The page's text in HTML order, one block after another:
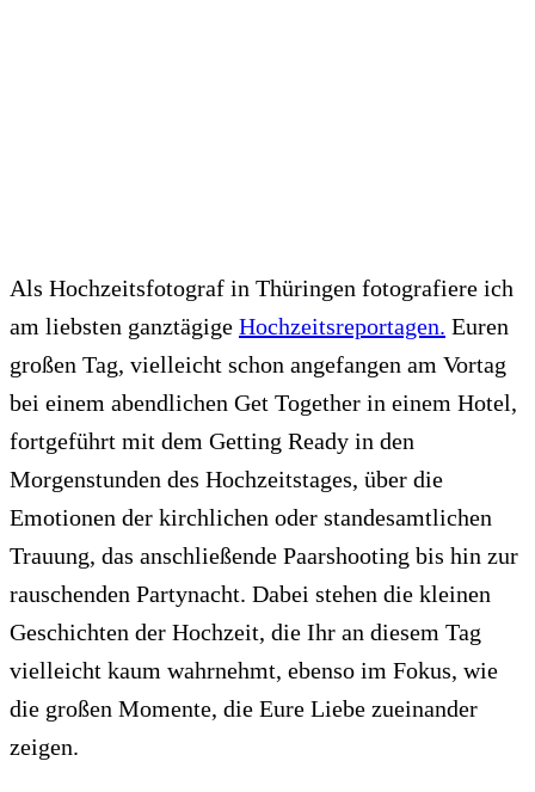
Als Hochzeitsfotograf in Thüringen fotografiere ich
am liebsten ganztägige Hochzeitsreportagen. Euren
großen Tag, vielleicht schon angefangen am Vortag
bei einem abendlichen Get Together in einem Hotel,
fortgeführt mit dem Getting Ready in den
Morgenstunden des Hochzeitstages, über die
Emotionen der kirchlichen oder standesamtlichen
Trauung, das anschließende Paarshooting bis hin zur
rauschenden Partynacht. Dabei stehen die kleinen
Geschichten der Hochzeit, die Ihr an diesem Tag
vielleicht kaum wahrnehmt, ebenso im Fokus, wie
die großen Momente, die Eure Liebe zueinander
zeigen.